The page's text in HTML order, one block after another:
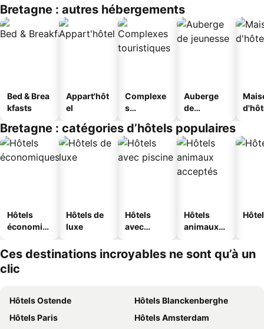
Bretagne : autres hébergements
Bed & Brea
kfasts
Appart'hôt
el
Complexe
s
s
Auberge
de
Bretagne : catégories d’hôtels populaires
Hôtels
économiq
Hôtels de
luxe
Hôtels
avec
Hôtels
animaux
Ces destinations incroyables ne sont qu’à un
clic
Hôtels Ostende
Hôtels Blanckenberghe
Hôtels Paris
Hôtels Amsterdam